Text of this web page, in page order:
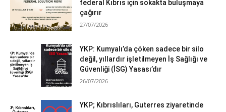
federal Kıbrıs için sokakta buluşmaya
çağırır
27/07/2026
YKP: Kumyalı’da çöken sadece bir silo
değil, yıllardır işletilmeyen İş Sağlığı ve
Güvenliği (İSG) Yasası’dır
26/07/2026
YKP; Kıbrıslıları, Guterres ziyaretinde